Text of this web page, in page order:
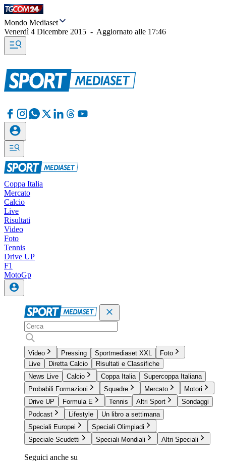
Mondo Mediaset
Venerdì 4 Dicembre 2015 - Aggiornato alle 17:46
Coppa Italia
Mercato
Calcio
Live
Risultati
Video
Foto
Tennis
Drive UP
F1
MotoGp
Video Pressing Sportmediaset XXL
Foto
Live
Diretta Calcio
Risultati e Classifiche
News Live
Calcio Coppa Italia
Supercoppa Italiana
Probabili Formazioni
Squadre Mercato
Motori
Drive UP
Formula E Tennis Altri Sport
Sondaggi
Podcast
Lifestyle
Un libro a settimana
Speciali Europei
Speciali Olimpiadi
Speciale Scudetti
Speciali Mondiali Altri Speciali
Seguici anche su